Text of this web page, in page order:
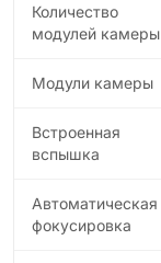
Количество
модулей камеры
Модули камеры
Встроенная
вспышка
Автоматическая
фокусировка